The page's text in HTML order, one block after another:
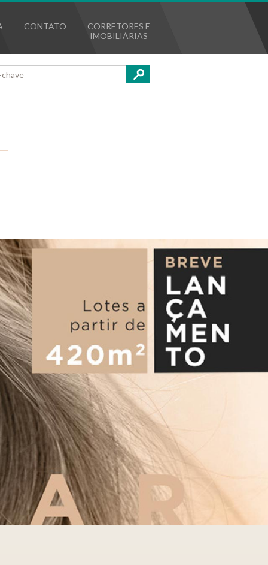
CONTATO
CORRETORES E
IMOBILIÁRIAS